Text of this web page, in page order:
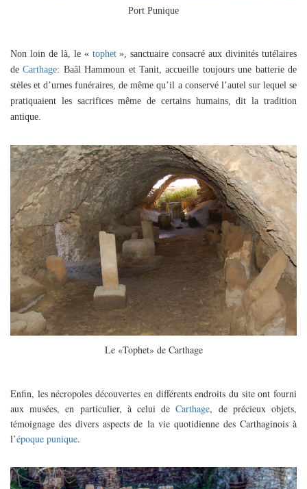
Port Punique
Non loin de là, le « tophet», sanctuaire consacré aux divinités tutélaires
deCarthage: Baâl Hammoun et Tanit, accueille toujours une batterie de
stèles et d’urnes funéraires, de même qu’il a conservé l’autel sur lequel se
pratiquaient les sacrifices même de certains humains, dit la tradition
antique.
Le «Tophet» de Carthage
Enfin, les nécropoles découvertes en différents endroits du site ont fourni
aux musées, en particulier, à celui deCarthage, de précieux objets,
témoignage des divers aspects de la vie quotidienne des Carthaginois à
l’époque punique.